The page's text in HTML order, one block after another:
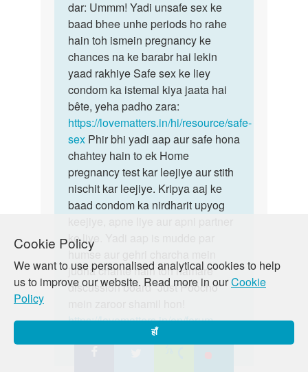
Cookie Policy
We want to use personalised analytical cookies to help
us to improve our website. Read more in ourCookie
Policy
हाँ
Agar
sex
k
bad
periods
hojay
by
Anonymous
ke
baad
bhi
dar: Ummm! Yadi unsafe sex ke
baad bhee unhe periods ho rahe
hain toh ismein pregnancy ke
chances na ke barabr hai lekin
yaad rakhiye Safe sex ke liey
condom ka istemal kiya jaata hai
bête, yeha padho zara:
https://lovematters.in/hi/resource/safe-
sex Phir bhi yadi aap aur safe hona
chahtey hain to ek Home
pregnancy test kar leejiye aur stith
nischit kar leejiye. Kripya aaj ke
baad condom ka nirdharit upyog
ke liye. Yadi aap is mudde par
humse aur gehri charcha mein
judna chahte hain toh hamare
discussion board “Just Poocho”
https://lovematters.in/en/forum